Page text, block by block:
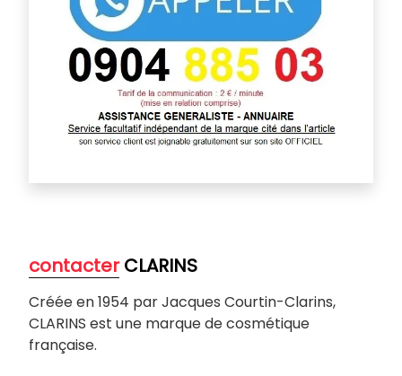
contacterCLARINS
Créée en 1954 par Jacques Courtin-Clarins,
CLARINS est une marque de cosmétique
française.